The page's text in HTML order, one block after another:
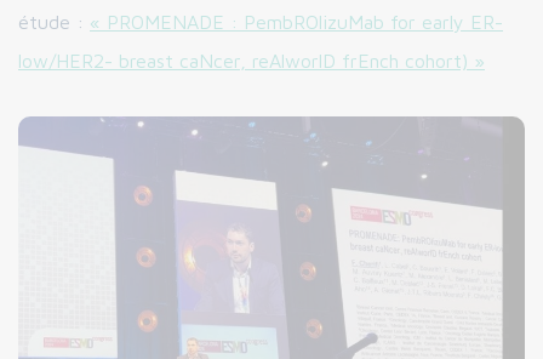
étude : « PROMENADE : PembROlizuMab for early ER-
low/HER2- breast caNcer, reAlworlD frEnch cohort) »